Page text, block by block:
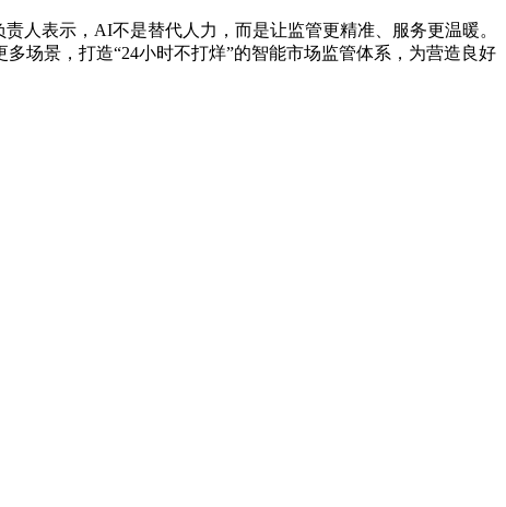
人表示，AI不是替代人力，而是让监管更精准、服务更温暖。
场景，打造“24小时不打烊”的智能市场监管体系，为营造良好